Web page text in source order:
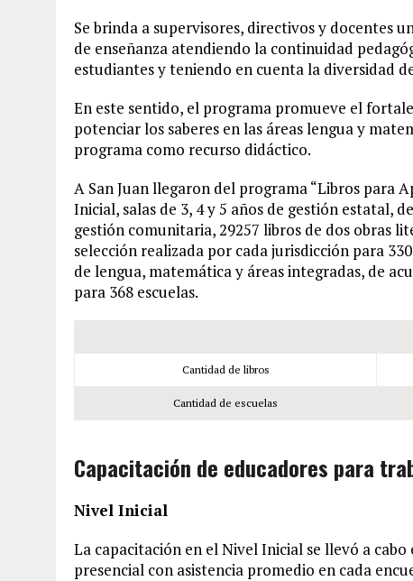
Se brinda a supervisores, directivos y docentes
de enseñanza atendiendo la continuidad
estudiantes y teniendo en cuenta la diversidad
En este sentido, el programa promueve el
potenciar los saberes en las áreas lengua y
programa como recurso didáctico.
A San Juan llegaron del programa “Libros para
Inicial, salas de 3, 4 y 5 años de gestión estatal,
gestión comunitaria, 29257 libros de dos obras
selección realizada por cada jurisdicción para
de lengua, matemática y áreas integradas, de
para 368 escuelas.
Cantidad de libros
Cantidad de escuelas
Capacitación de educadores para
Nivel Inicial
La capacitación en el Nivel Inicial se llevó a
presencial con asistencia promedio en cada